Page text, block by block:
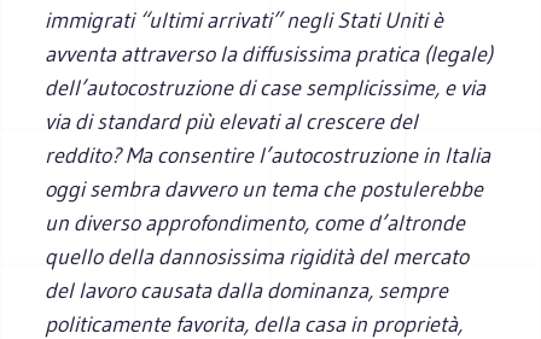
immigrati “ultimi arrivati” negli Stati Uniti è
avventa attraverso la diffusissima pratica (legale)
dell’autocostruzione di case semplicissime, e via
via di standard più elevati al crescere del
reddito? Ma consentire l’autocostruzione in Italia
oggi sembra davvero un tema che postulerebbe
un diverso approfondimento, come d’altronde
quello della dannosissima rigidità del mercato
del lavoro causata dalla dominanza, sempre
politicamente favorita, della casa in proprietà,